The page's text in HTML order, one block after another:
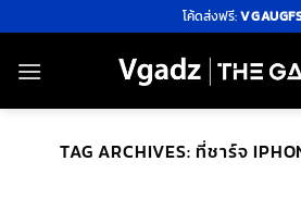
ไป
ยัง
โค้ดส่งฟรี:
TAG ARCHIVES:ที่ชาร์จ